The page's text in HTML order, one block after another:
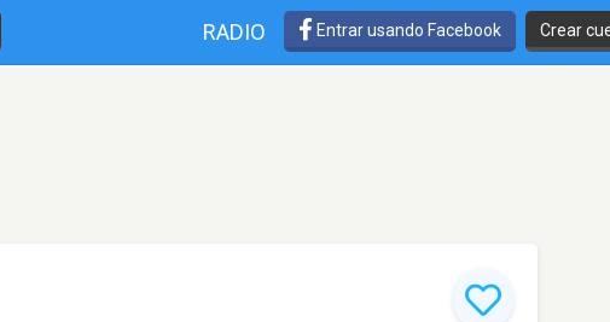
RADIO Entrar usando Facebook Crear